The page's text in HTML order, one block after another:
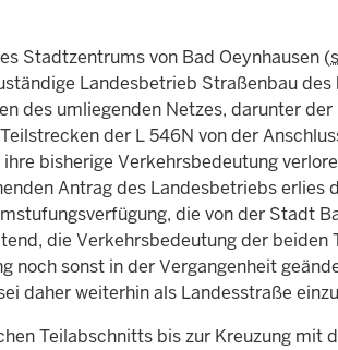
Stadtzentrums von Bad Oeynhausen (
Landesbetrieb Straßenbau des
des umliegenden Netzes, darunter
der L 546N von der
bisherige Verkehrsbedeutung
Antrag des Landesbetriebs erlies
die von der Stadt
die Verkehrsbedeutung der beiden
noch sonst in der Vergangenheit
daher weiterhin als Landesstraße
Teilabschnitts bis zur Kreuzung mit